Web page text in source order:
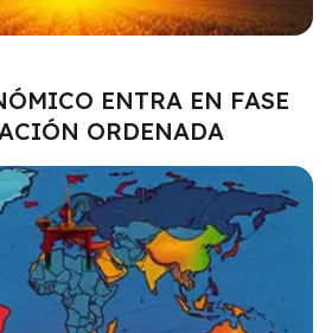
ENTRA EN FASE
ORDENADA